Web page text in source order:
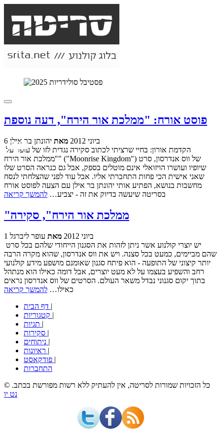
פוסט אורח: "ממלכת אור הירח", דעה נוספת
6 ביוני 2012 מאת יהונתן בר אילן
"ממלכת אור הירח" ("Moonrise Kingdom") של ווס אנדרסון, סרט
שיופיו ועושרו הויזואלי אינם מוטלים בספק, אבל גם כנראה הסרט שלו
שאני אישית הכי פחות התחברתי אליו. אבל עוד לפני שהצלחתי לנסח
מחשבות בנושא, הפתיע אותי יהונתן בר אילן עם הצעה לפוסט אורח
בסריטה שיעשה בדיוק את זה - יצביע… להמשך קריאה
"ממלכת אור הירח", סקירה
1 ביוני 2012 מאת עופר ליברגל
שהם מביימים, כמעט בכל סצנה. ויש את ווס אנדרסון, שהוא מקרה הרבה
יותר קיצוני של התופעה - הוא פיתח סגנון שאומנם מושפע מידע קולנועי
רחב והשפיע בעצמו על לא מעט יוצרים, אבל דומה כאילו הוא מנתהל
בתוך יקום סגנוני נבדל משאר העולם. הסרטים של ווס אנדרסון נראים
כאילו… להמשך קריאה
|
|
|
|
|
|
|
התחברות
© כל הזכויות שמורות לסריטה, אין להעתיק ללא רשות מפורשת בכתב.
נט יו